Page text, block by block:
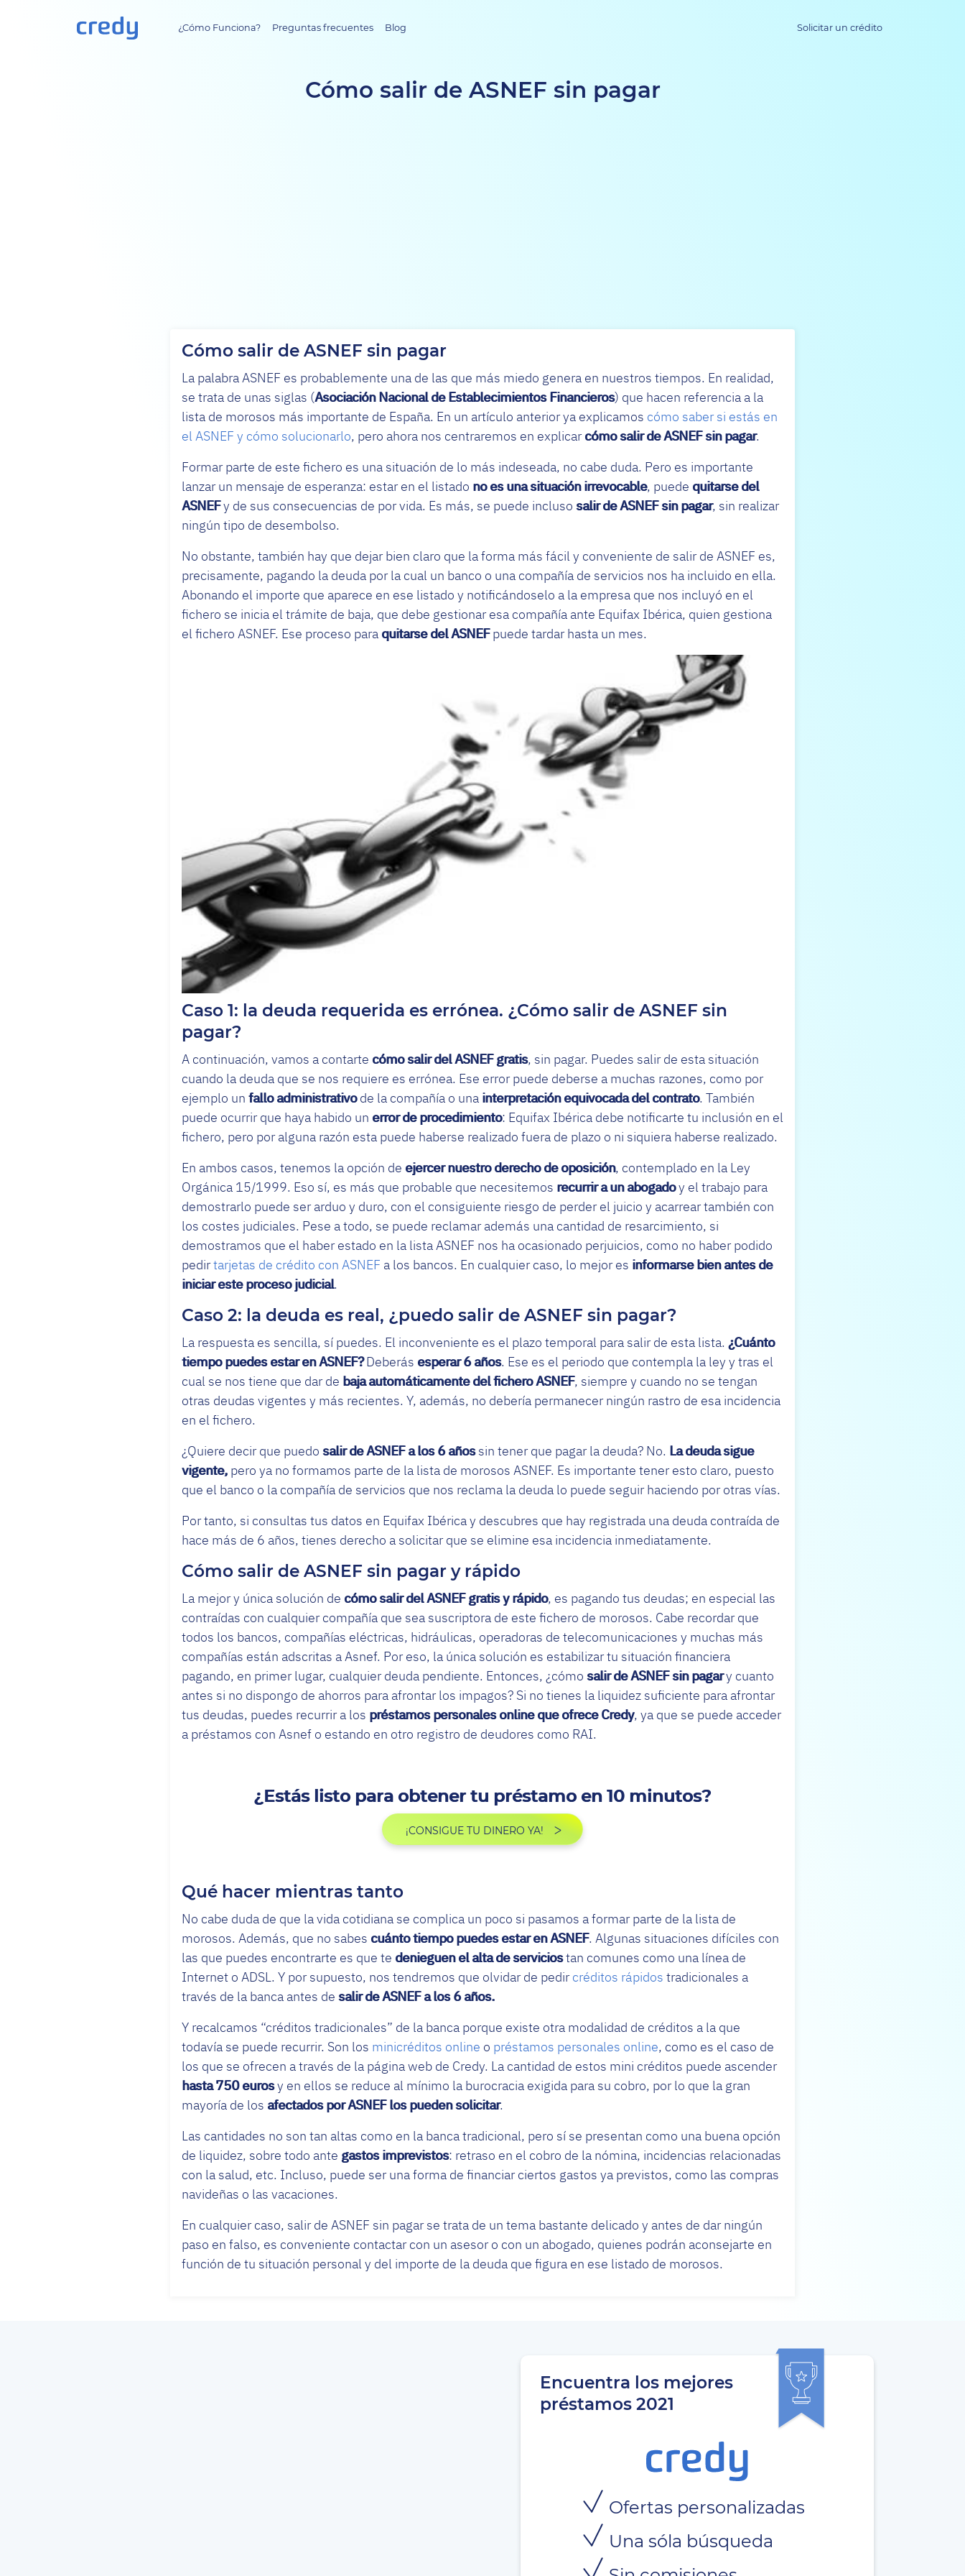
¿Cómo Funciona? Preguntas frecuentes Blog Solicitar un crédito
Cómo salir de ASNEF sin pagar
Cómo salir de ASNEF sin pagar
La palabra ASNEF es probablemente una de las que más miedo genera en nuestros tiempos. En realidad,
se trata de unas siglas (Asociación Nacional de Establecimientos Financieros) que hacen referencia a la
lista de morosos más importante de España. En un artículo anterior ya explicamos cómo saber si estás en
el ASNEF y cómo solucionarlo, pero ahora nos centraremos en explicar cómo salir de ASNEF sin pagar.
Formar parte de este fichero es una situación de lo más indeseada, no cabe duda. Pero es importante
lanzar un mensaje de esperanza: estar en el listado no es una situación irrevocable, puede quitarse del
ASNEFy de sus consecuencias de por vida. Es más, se puede incluso salir de ASNEF sin pagar, sin realizar
ningún tipo de desembolso.
No obstante, también hay que dejar bien claro que la forma más fácil y conveniente de salir de ASNEF es,
precisamente, pagando la deuda por la cual un banco o una compañía de servicios nos ha incluido en ella.
Abonando el importe que aparece en ese listado y notificándoselo a la empresa que nos incluyó en el
fichero se inicia el trámite de baja, que debe gestionar esa compañía ante Equifax Ibérica, quien gestiona
el fichero ASNEF. Ese proceso para quitarse del ASNEFpuede tardar hasta un mes.
Caso 1: la deuda requerida es errónea. ¿Cómo salir de ASNEF sin
pagar?
A continuación, vamos a contarte cómo salir del ASNEF gratis, sin pagar. Puedes salir de esta situación
cuando la deuda que se nos requiere es errónea. Ese error puede deberse a muchas razones, como por
ejemplo un fallo administrativode la compañía o una interpretación equivocada del contrato. También
puede ocurrir que haya habido un error de procedimiento: Equifax Ibérica debe notificarte tu inclusión en el
fichero, pero por alguna razón esta puede haberse realizado fuera de plazo o ni siquiera haberse realizado.
En ambos casos, tenemos la opción de ejercer nuestro derecho de oposición, contemplado en la Ley
Orgánica 15/1999. Eso sí, es más que probable que necesitemos recurrir a un abogadoy el trabajo para
demostrarlo puede ser arduo y duro, con el consiguiente riesgo de perder el juicio y acarrear también con
los costes judiciales. Pese a todo, se puede reclamar además una cantidad de resarcimiento, si
demostramos que el haber estado en la lista ASNEF nos ha ocasionado perjuicios, como no haber podido
pedirtarjetas de crédito con ASNEF a los bancos. En cualquier caso, lo mejor es informarse bien antes de
iniciar este proceso judicial.
Caso 2: la deuda es real, ¿puedo salir de ASNEF sin pagar?
La respuesta es sencilla, sí puedes. El inconveniente es el plazo temporal para salir de esta lista. ¿Cuánto
tiempo puedes estar en ASNEF?Deberás esperar 6 años. Ese es el periodo que contempla la ley y tras el
cual se nos tiene que dar de baja automáticamente del fichero ASNEF, siempre y cuando no se tengan
otras deudas vigentes y más recientes. Y, además, no debería permanecer ningún rastro de esa incidencia
en el fichero.
¿Quiere decir que puedo salir de ASNEF a los 6 añossin tener que pagar la deuda? No. La deuda sigue
vigente, pero ya no formamos parte de la lista de morosos ASNEF. Es importante tener esto claro, puesto
que el banco o la compañía de servicios que nos reclama la deuda lo puede seguir haciendo por otras vías.
Por tanto, si consultas tus datos en Equifax Ibérica y descubres que hay registrada una deuda contraída de
hace más de 6 años, tienes derecho a solicitar que se elimine esa incidencia inmediatamente.
Cómo salir de ASNEF sin pagar y rápido
La mejor y única solución de cómo salir del ASNEF gratisy rápido, es pagando tus deudas; en especial las
contraídas con cualquier compañía que sea suscriptora de este fichero de morosos. Cabe recordar que
todos los bancos, compañías eléctricas, hidráulicas, operadoras de telecomunicaciones y muchas más
compañías están adscritas a Asnef. Por eso, la única solución es estabilizar tu situación financiera
pagando, en primer lugar, cualquier deuda pendiente. Entonces, ¿cómo salir de ASNEF sin pagary cuanto
antes si no dispongo de ahorros para afrontar los impagos? Si no tienes la liquidez suficiente para afrontar
tus deudas, puedes recurrir a los préstamos personales online que ofrece Credy, ya que se puede acceder
a préstamos con Asnef o estando en otro registro de deudores como RAI.
¿Estás listo para obtener tu préstamo en 10 minutos?
¡CONSIGUE TU DINERO YA!
Qué hacer mientras tanto
No cabe duda de que la vida cotidiana se complica un poco si pasamos a formar parte de la lista de
morosos. Además, que no sabes cuánto tiempo puedes estar en ASNEF. Algunas situaciones difíciles con
las que puedes encontrarte es que te denieguen el alta de serviciostan comunes como una línea de
Internet o ADSL. Y por supuesto, nos tendremos que olvidar de pedircréditos rápidos tradicionales a
través de la banca antes de salir de ASNEF a los 6 años.
Y recalcamos “créditos tradicionales” de la banca porque existe otra modalidad de créditos a la que
todavía se puede recurrir. Son los minicréditos online o préstamos personales online, como es el caso de
los que se ofrecen a través de la página web de Credy. La cantidad de estos mini créditos puede ascender
hasta 750 eurosy en ellos se reduce al mínimo la burocracia exigida para su cobro, por lo que la gran
mayoría de los afectados por ASNEF los pueden solicitar.
Las cantidades no son tan altas como en la banca tradicional, pero sí se presentan como una buena opción
de liquidez, sobre todo ante gastos imprevistos: retraso en el cobro de la nómina, incidencias relacionadas
con la salud, etc. Incluso, puede ser una forma de financiar ciertos gastos ya previstos, como las compras
navideñas o las vacaciones.
En cualquier caso, salir de ASNEF sin pagar se trata de un tema bastante delicado y antes de dar ningún
paso en falso, es conveniente contactar con un asesor o con un abogado, quienes podrán aconsejarte en
función de tu situación personal y del importe de la deuda que figura en ese listado de morosos.
Encuentra los mejores
préstamos 2021
Ofertas personalizadas
Una sóla búsqueda